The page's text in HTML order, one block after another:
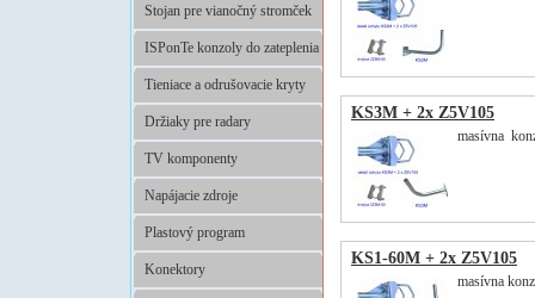
Stojan pre vianočný stromček
ISPonTe konzoly do zateplenia
Tieniace a odrušovacie kryty
Držiaky pre radary
TV komponenty
Napájacie zdroje
Plastový program
Konektory
KS3M + 2x Z5V105
masívna
KS1-60M + 2x Z5V105
masívna